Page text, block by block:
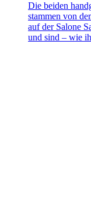
Die beiden
stammen von
auf der Salone
und sind – wie